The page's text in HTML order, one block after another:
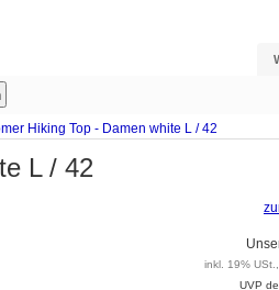
Hiking Top - Damen white L / 42
L / 42
inkl. 19% USt.,
UVP